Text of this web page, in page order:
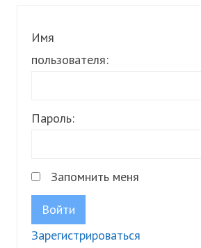
Имя
пользователя:
Пароль:
Запомнить меня
Войти
Зарегистрироваться